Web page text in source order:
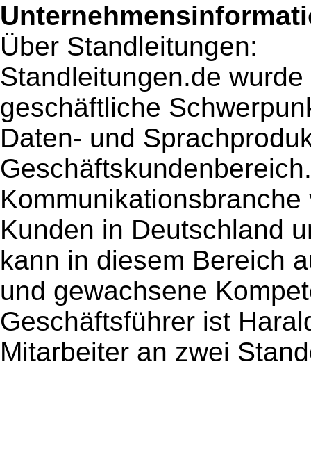
Über Standleitungen:
Standleitungen.de
geschäftliche
Daten- und
Kunden in Deutschland
kann in diesem Bereich
und gewachsene
Geschäftsführer ist
Mitarbeiter an zwei